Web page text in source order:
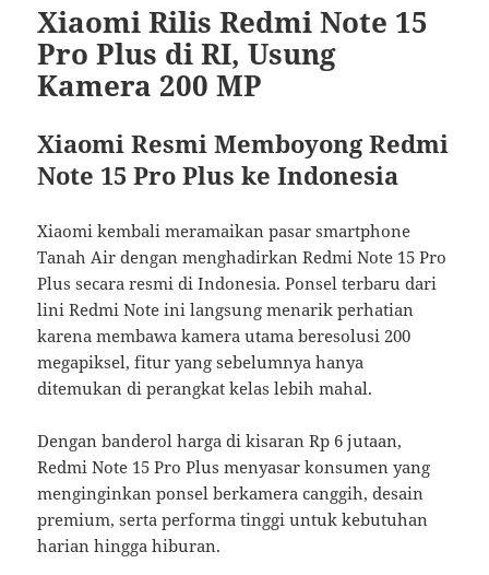
Xiaomi Rilis Redmi Note 15
Pro Plus di RI, Usung
Kamera 200 MP
Xiaomi Resmi Memboyong Redmi
Note 15 Pro Plus ke Indonesia
Xiaomi kembali meramaikan pasar smartphone
Tanah Air dengan menghadirkan Redmi Note 15 Pro
Plus secara resmi di Indonesia. Ponsel terbaru dari
lini Redmi Note ini langsung menarik perhatian
karena membawa kamera utama beresolusi 200
megapiksel, fitur yang sebelumnya hanya
ditemukan di perangkat kelas lebih mahal.
Dengan banderol harga di kisaran Rp 6 jutaan,
Redmi Note 15 Pro Plus menyasar konsumen yang
menginginkan ponsel berkamera canggih, desain
premium, serta performa tinggi untuk kebutuhan
harian hingga hiburan.